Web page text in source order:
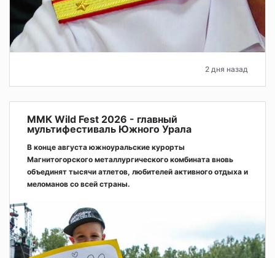
2 дня назад
ММК Wild Fest 2026 - главный
мультифестиваль Южного Урала
В конце августа южноуральские курорты
Магнитогорского металлургического комбината вновь
объединят тысячи атлетов, любителей активного отдыха и
меломанов со всей страны.